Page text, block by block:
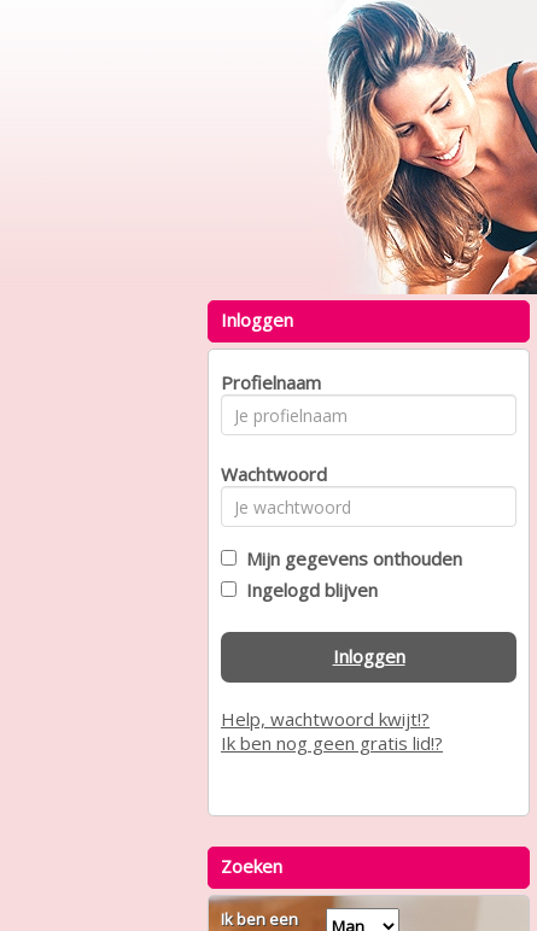
Inloggen
Profielnaam
Wachtwoord
Mijn gegevens onthouden
Ingelogd blijven
Inloggen
Help, wachtwoord kwijt!?
Ik ben nog geen gratis lid!?
Zoeken
Ik ben een